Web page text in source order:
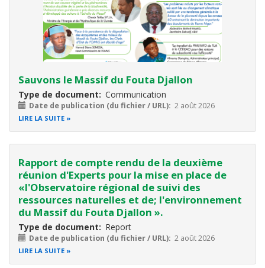
Sauvons le Massif du Fouta Djallon
Type de document Communication
Date de publication (du fichier / URL) 2 août 2026
LIRE LA SUITE
Rapport de compte rendu de la deuxième
réunion d'Experts pour la mise en place de
«l'Observatoire régional de suivi des
ressources naturelles et de; l'environnement
du Massif du Fouta Djallon ».
Type de document Report
Date de publication (du fichier / URL) 2 août 2026
LIRE LA SUITE